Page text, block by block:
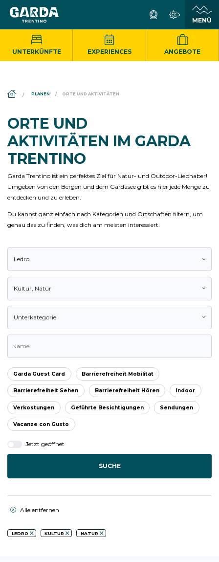
UNTERKÜNFTE EXPERIENCES ANGEBOTE
DS_BREADCRUMB.HOME
PLANEN ORTE UND AKTIVITÄTEN
ORTE UND
AKTIVITÄTEN IM GARDA
TRENTINO
Garda Trentino ist ein perfektes Ziel für Natur- und Outdoor-Liebhaber!
Umgeben von den Bergen und dem Gardasee gibt es hier jede Menge zu
entdecken und zu erleben.
Du kannst ganz einfach nach Kategorien und Ortschaften filtern, um
genau das zu finden, was dich am meisten interessiert.
Ledro
Kultur Natur
Unterkategorie
Garda Guest Card Barrierefreiheit Mobilität
Barrierefreiheit Sehen Barrierefreiheit Hören Indoor
Verkostungen Geführte Besichtigungen Sendungen
Vacanze con Gusto
Jetzt geöffnet
SUCHE
Alle entfernen
LEDRO KULTUR NATUR